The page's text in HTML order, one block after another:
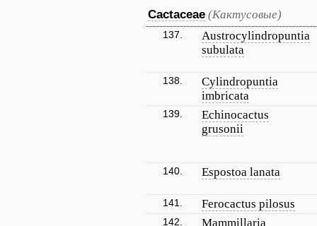
Cactaceae (Кактусовые)
137.
Austrocylindropuntia
subulata
138.
Cylindropuntia
imbricata
139.
Echinocactus
grusonii
140. Espostoa lanata
141. Ferocactus pilosus
142. Mammillaria